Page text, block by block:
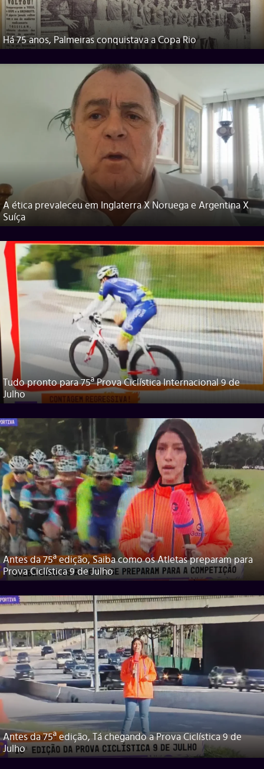
Há 75 anos, Palmeiras conquistava a Copa Rio
A ética prevaleceu em Inglaterra X Noruega e Argentina X
Suíça
Tudo pronto para 75ª Prova Ciclística Internacional 9 de
Julho
Antes da 75ª edição, Saiba como os Atletas preparam para
Prova Ciclística 9 de Julho
Antes da 75ª edição, Tá chegando a Prova Ciclística 9 de
Julho